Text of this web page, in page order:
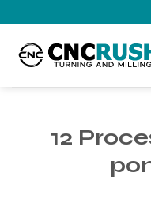
la
conținut
12